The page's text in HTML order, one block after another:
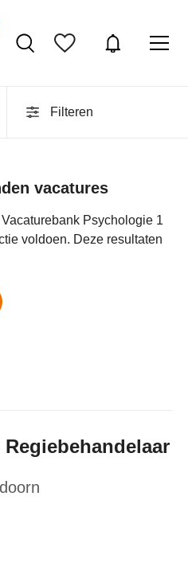
Filteren
vacatures
Psychologie 1
voldoen. Deze resultaten